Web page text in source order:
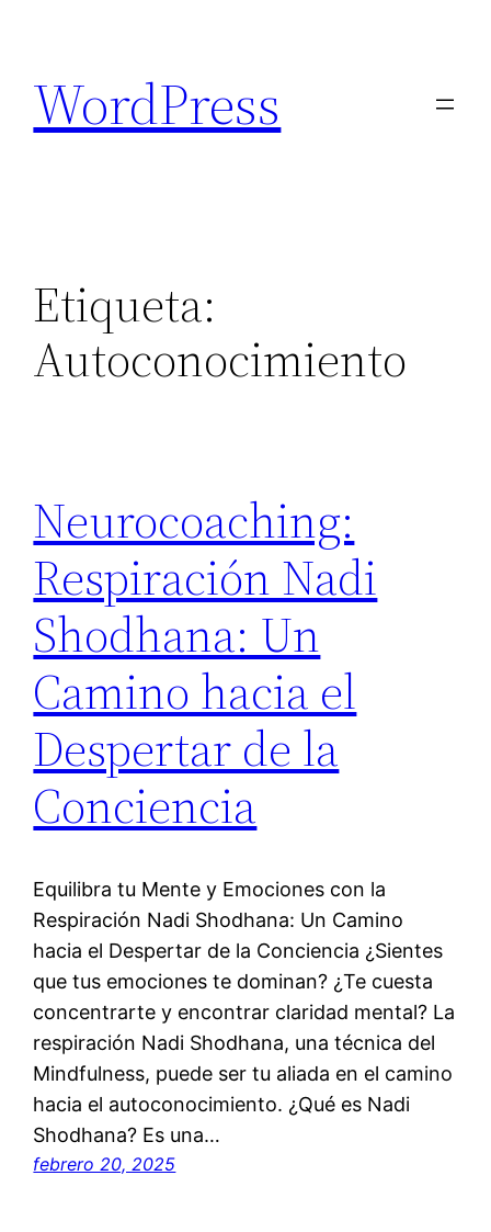
contenido
WordPress
Etiqueta:
Autoconocimiento
Neurocoaching:
Respiración Nadi
Shodhana: Un
Camino hacia el
Despertar de la
Conciencia
Equilibra tu Mente y Emociones con la
Respiración Nadi Shodhana: Un Camino
hacia el Despertar de la Conciencia ¿Sientes
que tus emociones te dominan? ¿Te cuesta
concentrarte y encontrar claridad mental? La
respiración Nadi Shodhana, una técnica del
Mindfulness, puede ser tu aliada en el camino
hacia el autoconocimiento. ¿Qué es Nadi
Shodhana? Es una…
febrero 20, 2025